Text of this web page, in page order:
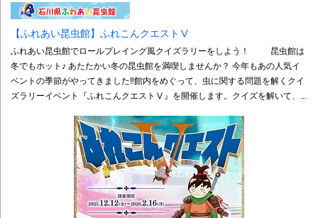
【ふれあい昆虫館】ふれこんクエストⅤ
ふれあい昆虫館でロールプレイング風クイズラリーをしよう！ 昆虫館は
冬でもホット♪ あたたかい冬の昆虫館を満喫しませんか？ 今年もあの人気イ
ベントの季節がやってきました‼館内をめぐって、虫に関する問題を解くクイ
ズラリーイベント『ふれこんクエストⅤ』を開催します。クイズを解いて、...